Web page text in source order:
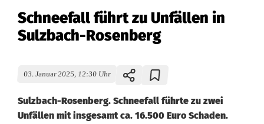
Schneefall führt zu Unfällen in
Sulzbach-Rosenberg
03. Januar 2025, 12:30 Uhr
Sulzbach-Rosenberg. Schneefall führte zu zwei
Unfällen mit insgesamt ca. 16.500 Euro Schaden.